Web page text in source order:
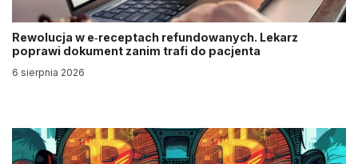
Rewolucja w e‑receptach refundowanych. Lekarz
poprawi dokument zanim trafi do pacjenta
6 sierpnia 2026